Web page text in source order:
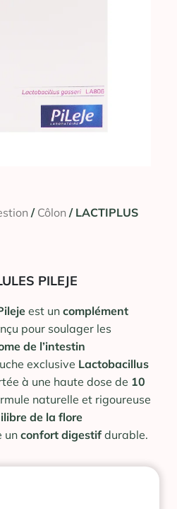
/ Côlon / LACTIPLUS
PILEJE
est un complément
pour soulager les
de l’intestin
exclusive Lactobacillus
à une haute dose de 10
naturelle et rigoureuse
de la flore
un confort digestif durable.